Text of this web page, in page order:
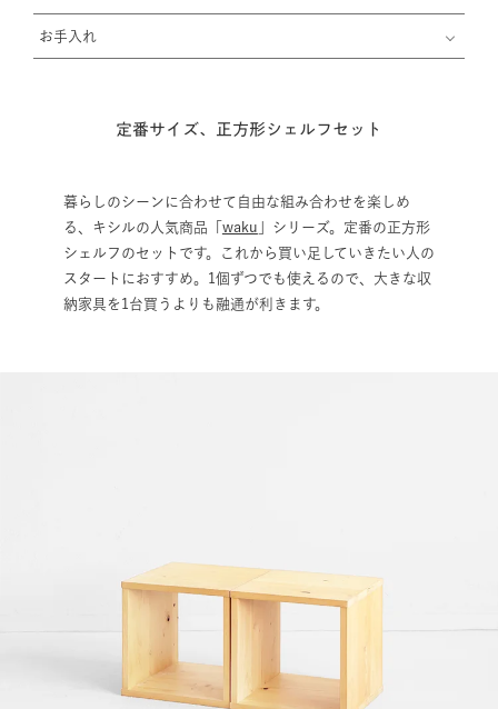
お手入れ
定番サイズ、正方形シェルフセット
暮らしのシーンに合わせて自由な組み合わせを楽しめ
る、キシルの人気商品「 waku 」シリーズ。定番の正方形
シェルフのセットです。これから買い足していきたい人の
スタートにおすすめ。1個ずつでも使えるので、大きな収
納家具を1台買うよりも融通が利きます。